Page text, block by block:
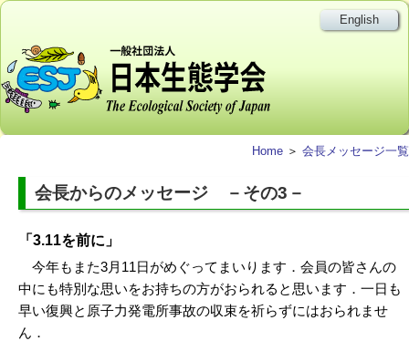
English
Home ＞ 会長メッセージ一覧
会長からのメッセージ －その3－
「3.11を前に」
今年もまた3月11日がめぐってまいります．会員の皆さんの
中にも特別な思いをお持ちの方がおられると思います．一日も
早い復興と原子力発電所事故の収束を祈らずにはおられませ
ん．